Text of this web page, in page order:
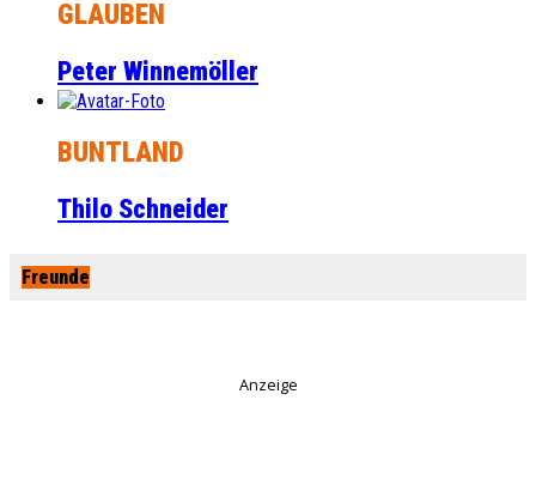
GLAUBEN
Peter Winnemöller
BUNTLAND
Thilo Schneider
Freunde
Anzeige